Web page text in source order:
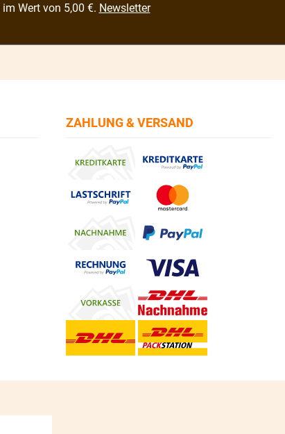
Wert von 5,00 €. Newsletter
ZAHLUNG & VERSAND